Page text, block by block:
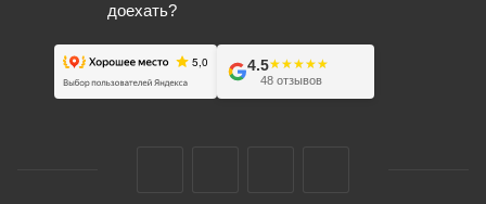
доехать?
4.5★★★★★
★★★★★
48 отзывов